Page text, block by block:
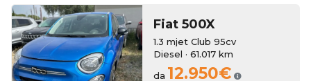
Fiat 500X
1.3 mjet Club 95cv
Diesel · 61.017 km
da 12.950€